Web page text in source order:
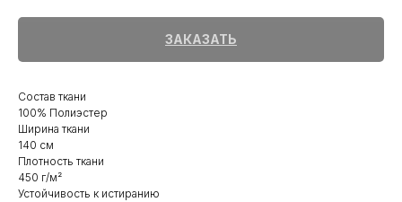
ЗАКАЗАТЬ
Состав ткани
100% Полиэстер
Ширина ткани
140 см
Плотность ткани
450 г/м²
Устойчивость к истиранию